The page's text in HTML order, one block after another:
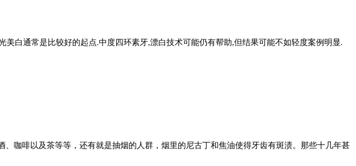
白通常是比较好的起点.中度四环素牙,漂白技术可能仍有帮助,但结果可能不如轻度案例明显.
咖啡以及茶等等，还有就是抽烟的人群，烟里的尼古丁和焦油使得牙齿有斑渍。那些十几年甚